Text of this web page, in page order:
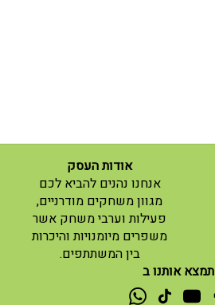
אודות העסק
אנחנו נהנים להביא לכם
מגוון משחקים מודרניים,
פעילות וערבי משחק אשר
משפרים מיומנויות והיכרות
בין המשתתפים.
תמצא אותנו ב